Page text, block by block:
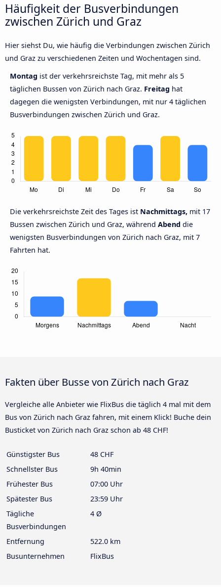
Häufigkeit der Busverbindungen
zwischen Zürich und Graz
Hier siehst Du, wie häufig die Verbindungen zwischen Zürich
und Graz zu verschiedenen Zeiten und Wochentagen sind.
Montag ist der verkehrsreichste Tag, mit mehr als 5
täglichen Bussen von Zürich nach Graz. Freitag hat
dagegen die wenigsten Verbindungen, mit nur 4 täglichen
Busverbindungen zwischen Zürich und Graz.
Die verkehrsreichste Zeit des Tages ist Nachmittags, mit 17
Bussen zwischen Zürich und Graz, während Abend die
wenigsten Busverbindungen von Zürich nach Graz, mit 7
Fahrten hat.
Fakten über Busse von Zürich nach Graz
Vergleiche alle Anbieter wie FlixBus die täglich 4 mal mit dem
Bus von Zürich nach Graz fahren, mit einem Klick! Buche dein
Busticket von Zürich nach Graz schon ab 48 CHF!
Günstigster Bus
48 CHF
Schnellster Bus
9h 40min
Frühester Bus
07:00 Uhr
Spätester Bus
23:59 Uhr
Tägliche
Busverbindungen
4 Ø
Entfernung
522.0 km
Busunternehmen
FlixBus